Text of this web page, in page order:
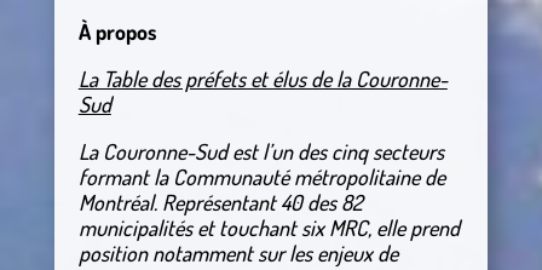
À propos
La Table des préfets et élus de la Couronne-
Sud
La Couronne-Sud est l’un des cinq secteurs
formant la Communauté métropolitaine de
Montréal. Représentant 40 des 82
municipalités et touchant six MRC, elle prend
position notamment sur les enjeux de